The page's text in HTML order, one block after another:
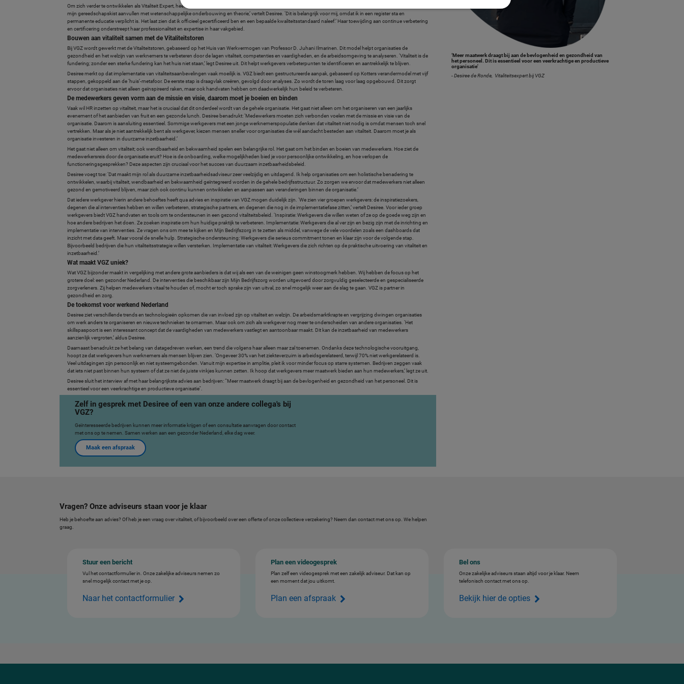
Om zich verder te ontwikkelen als Vitaliteit Expert, heeft ze de RADI-opleiding gevolgd. ‘Ondanks mijn jarenlange ervaring en kennis op het gebied van HR, wilde ik
mijn gereedschapskist aanvullen met wetenschappelijke onderbouwing en theorie,’ vertelt Desiree. ‘Dit is belangrijk voor mij, omdat ik in een register sta en
permanente educatie verplicht is. Het laat zien dat ik officieel gecertificeerd ben en een bepaalde kwaliteitsstandaard naleef.’ Haar toewijding aan continue verbetering
en certificering onderstreept haar professionaliteit en expertise in haar vakgebied.
Bouwen aan vitaliteit samen met de Vitaliteitstoren
Bij VGZ wordt gewerkt met de Vitaliteitstoren, gebaseerd op het Huis van Werkvermogen van Professor D. Juhani Ilmarinen. Dit model helpt organisaties de
gezondheid en het welzijn van werknemers te verbeteren door de lagen vitaliteit, competenties en vaardigheden, en de arbeidsomgeving te analyseren. ‘Vitaliteit is de
fundering; zonder een sterke fundering kan het huis niet staan,’ legt Desiree uit. Dit helpt werkgevers verbeterpunten te identificeren en aantrekkelijk te blijven.
Desiree merkt op dat implementatie van vitaliteitsaanbevelingen vaak moeilijk is. VGZ biedt een gestructureerde aanpak, gebaseerd op Kotters verandermodel met vijf
stappen, gekoppeld aan de ‘huis’-metafoor. De eerste stap is draagvlak creëren, gevolgd door analyses. Zo wordt de toren laag voor laag opgebouwd. Dit zorgt
ervoor dat organisaties niet alleen geïnspireerd raken, maar ook handvaten hebben om daadwerkelijk hun beleid te verbeteren.
De medewerkers geven vorm aan de missie en visie, daarom moet je boeien en binden
Vaak wil HR inzetten op vitaliteit, maar het is cruciaal dat dit onderdeel wordt van de gehele organisatie. Het gaat niet alleen om het organiseren van een jaarlijks
evenement of het aanbieden van fruit en een gezonde lunch. Desiree benadrukt: ‘Medewerkers moeten zich verbonden voelen met de missie en visie van de
organisatie. Daarom is aansluiting essentieel. Sommige werkgevers met een jonge werknemerspopulatie denken dat vitaliteit niet nodig is omdat mensen toch snel
vertrekken. Maar als je niet aantrekkelijk bent als werkgever, kiezen mensen sneller voor organisaties die wél aandacht besteden aan vitaliteit. Daarom moet je als
organisatie investeren in duurzame inzetbaarheid.’
Het gaat niet alleen om vitaliteit; ook wendbaarheid en bekwaamheid spelen een belangrijke rol. Het gaat om het binden en boeien van medewerkers. Hoe ziet de
medewerkersreis door de organisatie eruit? Hoe is de onboarding, welke mogelijkheden bied je voor persoonlijke ontwikkeling, en hoe verlopen de
functioneringsgesprekken? Deze aspecten zijn cruciaal voor het succes van duurzaam inzetbaarheidsbeleid.
Desiree voegt toe: ‘Dat maakt mijn rol als duurzame inzetbaarheidsadviseur zeer veelzijdig en uitdagend. Ik help organisaties om een holistische benadering te
ontwikkelen, waarbij vitaliteit, wendbaarheid en bekwaamheid geïntegreerd worden in de gehele bedrijfsstructuur. Zo zorgen we ervoor dat medewerkers niet alleen
gezond en gemotiveerd blijven, maar zich ook continu kunnen ontwikkelen en aanpassen aan veranderingen binnen de organisatie.’
Dat iedere werkgever hierin andere behoeftes heeft qua advies en inspiratie van VGZ mogen duidelijk zijn. ‘We zien vier groepen werkgevers: de inspiratiezoekers,
degenen die al interventies hebben en willen verbeteren, strategische partners, en degenen die nog in de implementatiefase zitten,’ vertelt Desiree. Voor ieder groep
werkgevers biedt VGZ handvaten en tools om te ondersteunen in een gezond vitaliteitsbeleid. ‘Inspiratie: Werkgevers die willen weten of ze op de goede weg zijn en
hoe andere bedrijven het doen. Ze zoeken inspiratie om hun huidige praktijk te verbeteren. Implementatie: Werkgevers die al ver zijn en bezig zijn met de inrichting en
implementatie van interventies. Ze vragen ons om mee te kijken en Mijn Bedrijfszorg in te zetten als middel, vanwege de vele voordelen zoals een dashboards dat
inzicht met data geeft. Maar vooral de snelle hulp. Strategische ondersteuning: Werkgevers die serieus commitment tonen en klaar zijn voor de volgende stap.
Bijvoorbeeld bedrijven die hun vitaliteitsstrategie willen versterken. Implementatie van vitaliteit: Werkgevers die zich richten op de praktische uitvoering van vitaliteit en
inzetbaarheid.’
Wat maakt VGZ uniek?
Wat VGZ bijzonder maakt in vergelijking met andere grote aanbieders is dat wij als een van de weinigen geen winstoogmerk hebben. Wij hebben de focus op het
grotere doel: een gezonder Nederland. De interventies die beschikbaar zijn Mijn Bedrijfszorg worden uitgevoerd door zorgvuldig geselecteerde en gespecialiseerde
zorgverleners. Zij helpen medewerkers vitaal te houden of, mocht er toch sprake zijn van uitval, zo snel mogelijk weer aan de slag te gaan. VGZ is partner in
gezondheid en zorg.
De toekomst voor werkend Nederland
Desiree ziet verschillende trends en technologieën opkomen die van invloed zijn op vitaliteit en welzijn. De arbeidsmarktkrapte en vergrijzing dwingen organisaties
om werk anders te organiseren en nieuwe technieken te omarmen. Maar ook om zich als werkgever nog meer te onderscheiden van andere organisaties. ‘Het
skillspaspoort is een interessant concept dat de vaardigheden van medewerkers vastlegt en aantoonbaar maakt. Dit kan de inzetbaarheid van medewerkers
aanzienlijk vergroten,’ aldus Desiree.
Daarnaast benadrukt ze het belang van datagedreven werken, een trend die volgens haar alleen maar zal toenemen. Ondanks deze technologische vooruitgang,
hoopt ze dat werkgevers hun werknemers als mensen blijven zien. ‘Ongeveer 30% van het ziekteverzuim is arbeidsgerelateerd, terwijl 70% niet werkgerelateerd is.
Veel uitdagingen zijn persoonlijk en niet systeemgebonden. Vanuit mijn expertise in amplitie, pleit ik voor minder focus op starre systemen. Bedrijven zeggen vaak
dat iets niet past binnen hun systeem of dat ze niet de juiste vinkjes kunnen zetten. Ik hoop dat werkgevers meer maatwerk bieden aan hun medewerkers,’ legt ze uit.
Desiree sluit het interview af met haar belangrijkste advies aan bedrijven: “Meer maatwerk draagt bij aan de bevlogenheid en gezondheid van het personeel. Dit is
essentieel voor een veerkrachtige en productieve organisatie''.
‘Meer maatwerk draagt bij aan de bevlogenheid en gezondheid van
het personeel. Dit is essentieel voor een veerkrachtige en productieve
organisatie'
- Desiree de Ronde, Vitaliteitsexpert bij VGZ
Zelf in gesprek met Desiree of een van onze andere collega's bij
VGZ?
Geïnteresseerde bedrijven kunnen meer informatie krijgen of een consultatie aanvragen door contact
met ons op te nemen. Samen werken aan een gezonder Nederland, elke dag weer.
Maak een afspraak
Vragen? Onze adviseurs staan voor je klaar
Heb je behoefte aan advies? Of heb je een vraag over vitaliteit, of bijvoorbeeld over een offerte of onze collectieve verzekering? Neem dan contact met ons op. We helpen
graag.
Stuur een bericht
Vul het contactformulier in. Onze zakelijke adviseurs nemen zo
snel mogelijk contact met je op.
Naar het contactformulier
Plan een videogesprek
Plan zelf een videogesprek met een zakelijk adviseur. Dat kan op
een moment dat jou uitkomt.
Plan een afspraak
Bel ons
Onze zakelijke adviseurs staan altijd voor je klaar. Neem
telefonisch contact met ons op.
Bekijk hier de opties